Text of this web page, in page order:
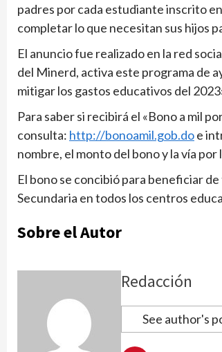
padres por cada estudiante inscrito
completar lo que necesitan sus hijos
El anuncio fue realizado en la red
del Minerd, activa este programa de
mitigar los gastos educativos del
Para saber si recibirá el «Bono a mil
consulta: http://bonoamil.gob.doe
nombre, el monto del bono y la vía por
El bono se concibió para beneficiar
Secundaria en todos los centros
Sobre el Autor
Redacción
See author's